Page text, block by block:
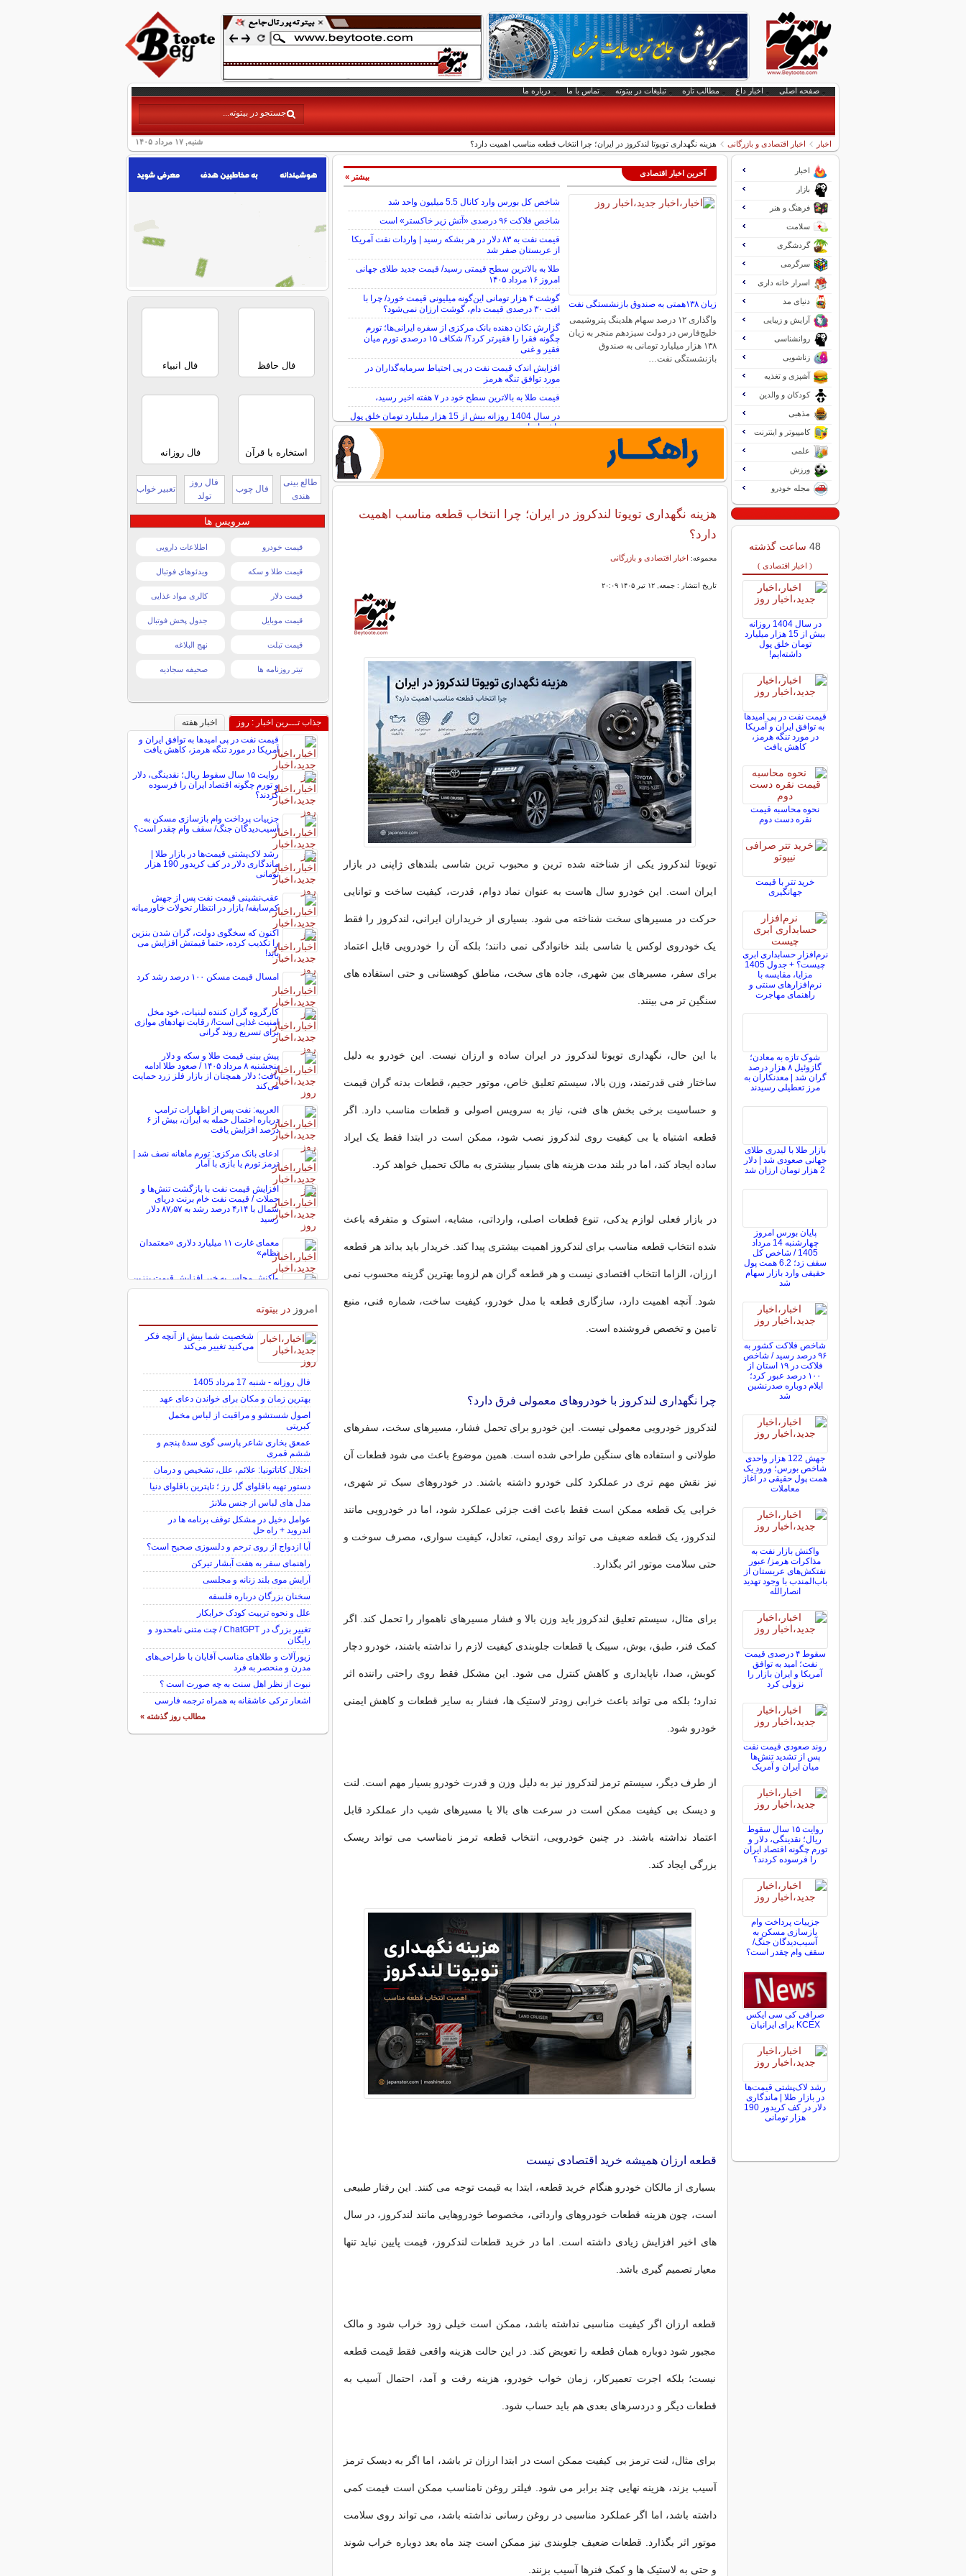
صفحه اصلی اخبار داغ مطالب تازه تبلیغات در بیتوته تماس با ما درباره ما
شنبه, ۱۷ مرداد ۱۴۰۵ اخبار اخبار اقتصادی و بازرگانی هزینه نگهداری تویوتا لندکروز در ایران؛ چرا انتخاب قطعه مناسب اهمیت دارد؟
آخرین اخبار اقتصادی
زیان ۱۳۸همتی به صندوق بازنشستگی نفت
واگذاری ۱۲ درصد سهام هلدینگ پتروشیمی
خلیج‌فارس در دولت سیزدهم منجر به زیان
۱۳۸ هزار میلیارد تومانی به صندوق
بازنشستگی نفت…
شاخص کل بورس وارد کانال 5.5 میلیون واحد شد
شاخص فلاکت ۹۶ درصدی «آتش زیر خاکستر» است
قیمت نفت به ۸۳ دلار در هر بشکه رسید | واردات نفت آمریکا
از عربستان صفر شد
طلا به بالاترین سطح قیمتی رسید/ قیمت جدید طلای جهانی
امروز ۱۶ مرداد ۱۴۰۵
گوشت ۴ هزار تومانی این‌گونه میلیونی قیمت خورد/ چرا با
افت ۳۰ درصدی قیمت دام، گوشت ارزان نمی‌شود؟
گزارش تکان‌ دهنده بانک مرکزی از سفره ایرانی‌ها؛ تورم
چگونه فقرا را فقیرتر کرد؟/ شکاف ۱۵ درصدی تورم میان
فقیر و غنی
افزایش اندک قیمت نفت در پی احتیاط سرمایه‌گذاران در
مورد توافق تنگه هرمز
قیمت طلا به بالاترین سطح خود در ۷ هفته اخیر رسید،
در سال 1404 روزانه بیش از 15 هزار میلیارد تومان خلق پول
داشته‌ایم!
بیشتر »
هزینه نگهداری تویوتا لندکروز در ایران؛ چرا انتخاب قطعه مناسب اهمیت
دارد؟
مجموعه: اخبار اقتصادی و بازرگانی
تاریخ انتشار : جمعه, ۱۲ تیر ۱۴۰۵ ۲۰:۰۹
تویوتا لندکروز یکی از شناخته شده ترین و محبوب ترین شاسی بلندهای ژاپنی در بازار
ایران است. این خودرو سال هاست به عنوان نماد دوام، قدرت، کیفیت ساخت و توانایی
حرکت در مسیرهای سخت شناخته می شود. بسیاری از خریداران ایرانی، لندکروز را فقط
یک خودروی لوکس یا شاسی بلند خانوادگی نمی دانند؛ بلکه آن را خودرویی قابل اعتماد
برای سفر، مسیرهای بین شهری، جاده های سخت، مناطق کوهستانی و حتی استفاده های
سنگین تر می بینند.
با این حال، نگهداری تویوتا لندکروز در ایران ساده و ارزان نیست. این خودرو به دلیل
ساختار فنی قدرتمند، وزن بالا، سیستم تعلیق خاص، موتور حجیم، قطعات بدنه گران قیمت
و حساسیت برخی بخش های فنی، نیاز به سرویس اصولی و قطعات مناسب دارد. اگر
قطعه اشتباه یا بی کیفیت روی لندکروز نصب شود، ممکن است در ابتدا فقط یک ایراد
ساده ایجاد کند، اما در بلند مدت هزینه های بسیار بیشتری به مالک تحمیل خواهد کرد.
در بازار فعلی لوازم یدکی، تنوع قطعات اصلی، وارداتی، مشابه، استوک و متفرقه باعث
شده انتخاب قطعه مناسب برای لندکروز اهمیت بیشتری پیدا کند. خریدار باید بداند هر قطعه
ارزان، الزاما انتخاب اقتصادی نیست و هر قطعه گران هم لزوما بهترین گزینه محسوب نمی
شود. آنچه اهمیت دارد، سازگاری قطعه با مدل خودرو، کیفیت ساخت، شماره فنی، منبع
تامین و تخصص فروشنده است.
چرا نگهداری لندکروز با خودروهای معمولی فرق دارد؟
لندکروز خودرویی معمولی نیست. این خودرو برای تحمل فشار، مسیرهای سخت، سفرهای
طولانی و استفاده های سنگین طراحی شده است. همین موضوع باعث می شود قطعات آن
نیز نقش مهم تری در عملکرد کلی خودرو داشته باشند. در خودروهای سبک تر شهری،
خرابی یک قطعه ممکن است فقط باعث افت جزئی عملکرد شود، اما در خودرویی مانند
لندکروز، یک قطعه ضعیف می تواند روی ایمنی، تعادل، کیفیت سواری، مصرف سوخت و
حتی سلامت موتور اثر بگذارد.
برای مثال، سیستم تعلیق لندکروز باید وزن بالا و فشار مسیرهای ناهموار را تحمل کند. اگر
کمک فنر، طبق، بوش، سیبک یا قطعات جلوبندی کیفیت لازم را نداشته باشند، خودرو دچار
کوبش، صدا، ناپایداری و کاهش کنترل می شود. این مشکل فقط روی راحتی راننده اثر
ندارد؛ بلکه می تواند باعث خرابی زودتر لاستیک ها، فشار به سایر قطعات و کاهش ایمنی
خودرو شود.
از طرف دیگر، سیستم ترمز لندکروز نیز به دلیل وزن و قدرت خودرو بسیار مهم است. لنت
و دیسک بی کیفیت ممکن است در سرعت های بالا یا مسیرهای شیب دار عملکرد قابل
اعتماد نداشته باشند. در چنین خودرویی، انتخاب قطعه ترمز نامناسب می تواند ریسک
بزرگی ایجاد کند.
قطعه ارزان همیشه خرید اقتصادی نیست
بسیاری از مالکان خودرو هنگام خرید قطعه، ابتدا به قیمت توجه می کنند. این رفتار طبیعی
است، چون هزینه قطعات خودروهای وارداتی، مخصوصا خودروهایی مانند لندکروز، در سال
های اخیر افزایش زیادی داشته است. اما در خرید قطعات لندکروز، قیمت پایین نباید تنها
معیار تصمیم گیری باشد.
قطعه ارزان اگر کیفیت مناسبی نداشته باشد، ممکن است خیلی زود خراب شود و مالک
مجبور شود دوباره همان قطعه را تعویض کند. در این حالت هزینه واقعی فقط قیمت قطعه
نیست؛ بلکه اجرت تعمیرکار، زمان خواب خودرو، هزینه رفت و آمد، احتمال آسیب به
قطعات دیگر و دردسرهای بعدی هم باید حساب شود.
برای مثال، لنت ترمز بی کیفیت ممکن است در ابتدا ارزان تر باشد، اما اگر به دیسک ترمز
آسیب بزند، هزینه نهایی چند برابر می شود. فیلتر روغن نامناسب ممکن است قیمت کمی
داشته باشد، اما اگر عملکرد مناسبی در روغن رسانی نداشته باشد، می تواند روی سلامت
موتور اثر بگذارد. قطعات ضعیف جلوبندی نیز ممکن است چند ماه بعد دوباره خراب شوند
و حتی به لاستیک ها و کمک فنرها آسیب بزنند.
اخبار
بازار
فرهنگ و هنر
سلامت
گردشگری
سرگرمی
اسرار خانه داری
دنیای مد
آرایش و زیبایی
روانشناسی
زناشویی
آشپزی و تغذیه
کودکان و والدین
مذهبی
کامپیوتر و اینترنت
علمی
ورزش
مجله خودرو
48 ساعت گذشته
( اخبار اقتصادی )
در سال 1404 روزانه
بیش از 15 هزار میلیارد
تومان خلق پول
داشته‌ایم!
قیمت نفت در پی امیدها
به توافق ایران و آمریکا
در مورد تنگه هرمز،
کاهش یافت
نحوه محاسبه قیمت
نقره دست دوم
خرید تتر با قیمت
جهانگیری
نرم‌افزار حسابداری ابری
چیست؟ + جدول 1405
مزایا، مقایسه با
نرم‌افزارهای سنتی و
راهنمای مهاجرت
شوک تازه به معادن؛
گازوئیل ۸ هزار درصد
گران شد | معدنکاران به
مرز تعطیلی رسیدند
بازار طلا با لیدری طلای
جهانی صعودی شد | دلار
2 هزار تومان ارزان شد
پایان بورس امروز
چهارشنبه 14 مرداد
1405 / شاخص کل
سقف زد؛ 6.2 همت پول
حقیقی وارد بازار سهام
شد
شاخص فلاکت کشور به
۹۶ درصد رسید / شاخص
فلاکت در ۱۹ استان از
۱۰۰ درصد عبور کرد؛
ایلام دوباره صدرنشین
شد
جهش 122 هزار واحدی
شاخص بورس؛ ورود یک
همت پول حقیقی در آغاز
معاملات
واکنش بازار نفت به
مذاکرات هرمز/ عبور
نفتکش‌های عربستان از
باب‌المندب با وجود تهدید
انصارالله
سقوط ۴ درصدی قیمت
نفت؛ امید به توافق
آمریکا و ایران بازار را
نزولی کرد
روند صعودی قیمت نفت
پس از تشدید تنش‌ها
میان ایران و آمریک
روایت ۱۵ سال سقوط
ریال؛ نقدینگی، دلار و
تورم چگونه اقتصاد ایران
را فرسوده کردند؟
جزییات پرداخت وام
بازسازی مسکن به
آسیب‌دیدگان جنگ/
سقف وام چقدر است؟
صرافی کی سی ایکس
KCEX برای ایرانیان
رشد لاک‌پشتی قیمت‌ها
در بازار طلا | ماندگاری
دلار در کف کریدور 190
هزار تومانی
فال حافظ فال انبیاء
استخاره با قرآن فال روزانه
طالع بینی
هندی
فال چوب
فال روز
تولد
تعبیر خواب
سرویس ها
قیمت خودرو اطلاعات دارویی
قیمت طلا و سکه ویدئوهای فوتبال
قیمت دلار کالری مواد غذایی
قیمت موبایل جدول پخش فوتبال
قیمت تبلت نهج البلاغه
تیتر روزنامه ها صحیفه سجادیه
جذاب تـــرین اخبار : روز
اخبار هفته
قیمت نفت در پی امیدها به توافق ایران و
آمریکا در مورد تنگه هرمز، کاهش یافت
روایت ۱۵ سال سقوط ریال؛ نقدینگی، دلار
و تورم چگونه اقتصاد ایران را فرسوده
کردند؟
جزییات پرداخت وام بازسازی مسکن به
آسیب‌دیدگان جنگ/ سقف وام چقدر است؟
رشد لاک‌پشتی قیمت‌ها در بازار طلا |
ماندگاری دلار در کف کریدور 190 هزار
تومانی
عقب‌نشینی قیمت نفت پس از جهش
کم‌سابقه/ بازار در انتظار تحولات خاورمیانه
اکنون که سخگوی دولت، گران شدن بنزین
را تکذیب کرده، حتما قیمتش افزایش می
یابد!
امسال قیمت مسکن ۱۰۰ درصد رشد کرد
کارگروه گران کننده لبنیات، خود مخل
امنیت غذایی است!/ رقابت نهاد‌های موازی
برای تسریع روند گرانی
پیش ‌بینی قیمت طلا و سکه و دلار
پنجشنبه ۸ مرداد ۱۴۰۵ / صعود طلا ادامه
یافت؛ دلار همچنان از بازار فلز زرد حمایت
می‌کند
العربیه: نفت پس از اظهارات ترامپ
درباره احتمال حمله به ایران، بیش از ۶
درصد افزایش یافت
ادعای بانک مرکزی: تورم ماهانه نصف شد |
ترمز تورم یا بازی با آمار
افزایش قیمت نفت با بازگشت تنش‌ها و
حملات / قیمت نفت خام برنت دریای
شمال با ۴٫۱۴ درصد رشد به ۸۷٫۵۷ دلار
رسید
معمای غارت ۱۱ میلیارد دلاری «معتمدان
نظام»
واکنش مجلس به خبر افزایش قیمت بنزین
امروز در بیتوته
شخصیت شما بیش از آنچه فکر
می‌کنید تغییر می‌کند
فال روزانه - شنبه 17 مرداد 1405
بهترین زمان و مکان برای خواندن دعای عهد
اصول شستشو و مراقبت از لباس مخمل
کبریتی
عمعق بخاری شاعر پارسی گوی سدهٔ پنجم و
ششم قمری
اختلال کاتاتونیا: علائم، علل، تشخیص و درمان
دستور تهیه باقلوای گل رز ؛ تاپترین باقلوای دنیا
مدل های لباس از جنس ملانژ
عوامل دخیل در مشکل توقف برنامه ها در
اندروید + راه حل
آیا ازدواج از روی ترحم و دلسوزی صحیح است؟
راهنمای سفر به هفت آبشار تیرکن
آرایش موی بلند زنانه و مجلسی
سخنان بزرگان درباره فلسفه
علل و نحوه تربیت کودک خرابکار
تغییر بزرگ در ChatGPT / چت متنی نامحدود و
رایگان
زیورآلات و طلاهای مناسب آقایان با طراحی‌های
مدرن و منحصر به فرد
نبوت از نظر اهل سنت به چه صورت است ؟
اشعار ترکی عاشقانه به همراه ترجمه فارسی
مطالب روز گذشته »